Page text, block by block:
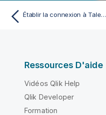
Établir la connexion à Talend Administration Center via un serveur proxy avec authentification basique
Ressources D'aide
Vidéos Qlik Help
Qlik Developer
Formation